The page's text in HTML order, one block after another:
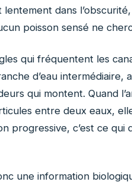
lentement dans
poisson sensé ne
qui fréquentent les
d’eau intermédiaire,
qui montent. Quand
entre deux eaux,
progressive, c’est ce qui
une information